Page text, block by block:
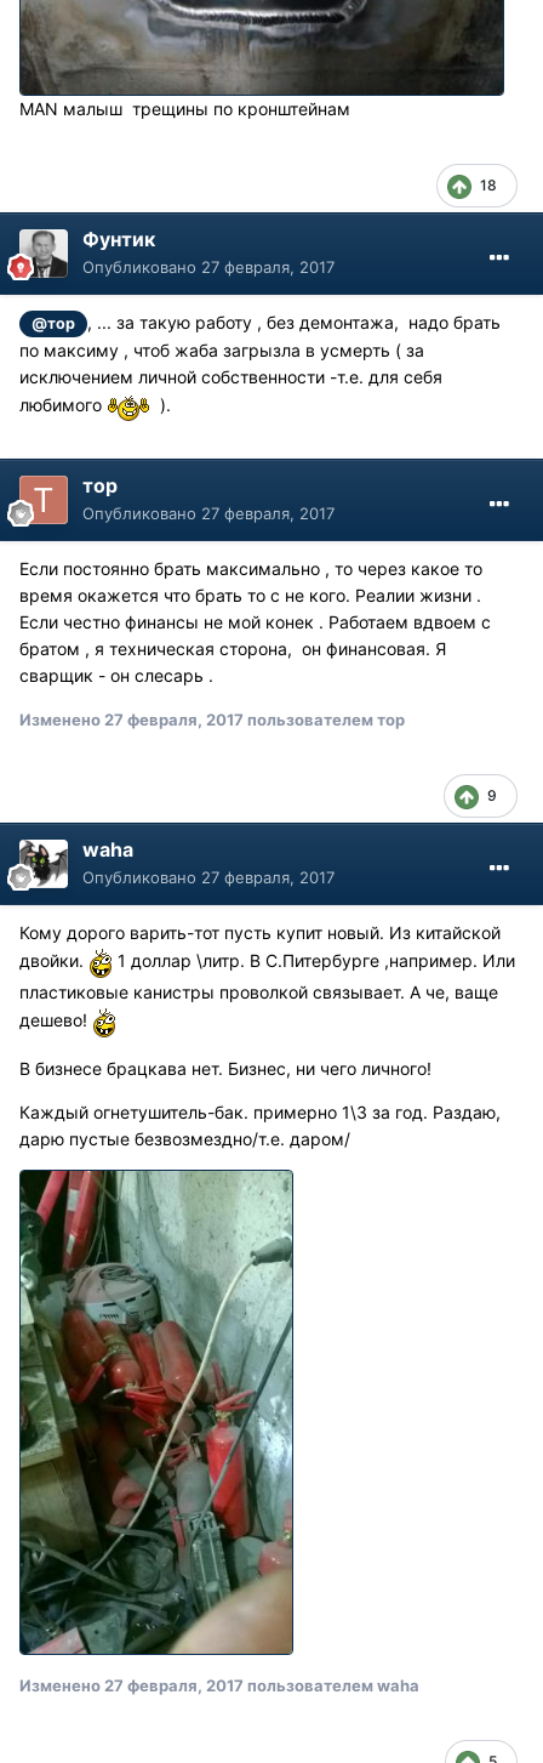
MAN малыш трещины по кронштейнам
18
Фунтик
Опубликовано 27 февраля, 2017
@тор
, ... за такую работу , без демонтажа, надо брать
по максиму , чтоб жаба загрызла в усмерть ( за
исключением личной собственности -т.е. для себя
любимого
).
тор
Опубликовано 27 февраля, 2017
Если постоянно брать максимально , то через какое то
время окажется что брать то с не кого. Реалии жизни .
Если честно финансы не мой конек . Работаем вдвоем с
братом , я техническая сторона, он финансовая. Я
сварщик - он слесарь .
Изменено27 февраля, 2017 пользователем тор
9
waha
Опубликовано 27 февраля, 2017
Кому дорого варить-тот пусть купит новый. Из китайской
двойки.
1 доллар \литр. В С.Питербурге ,например. Или
пластиковые канистры проволкой связывает. А че, ваще
дешево!
В бизнесе брацкава нет. Бизнес, ни чего личного!
Каждый огнетушитель-бак. примерно 1\3 за год. Раздаю,
дарю пустые безвозмездно/т.е. даром/
Изменено27 февраля, 2017 пользователем waha